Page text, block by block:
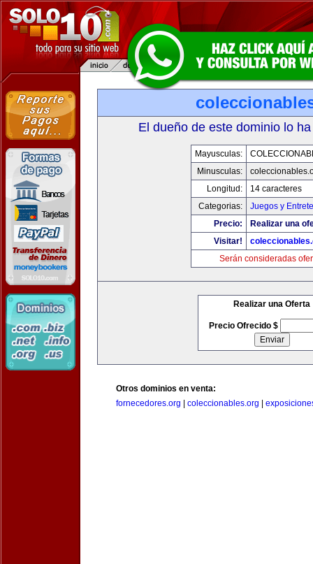
El dueño de este dominio lo
Mayusculas:
Minusculas:
Longitud:
14 caracteres
Categorias:
Juegos y
Precio:
Realizar una
Visitar!
Serán consideradas
Realizar una Oferta
Precio Ofrecido $
Otros dominios en venta:
fornecedores.org
coleccionables.org